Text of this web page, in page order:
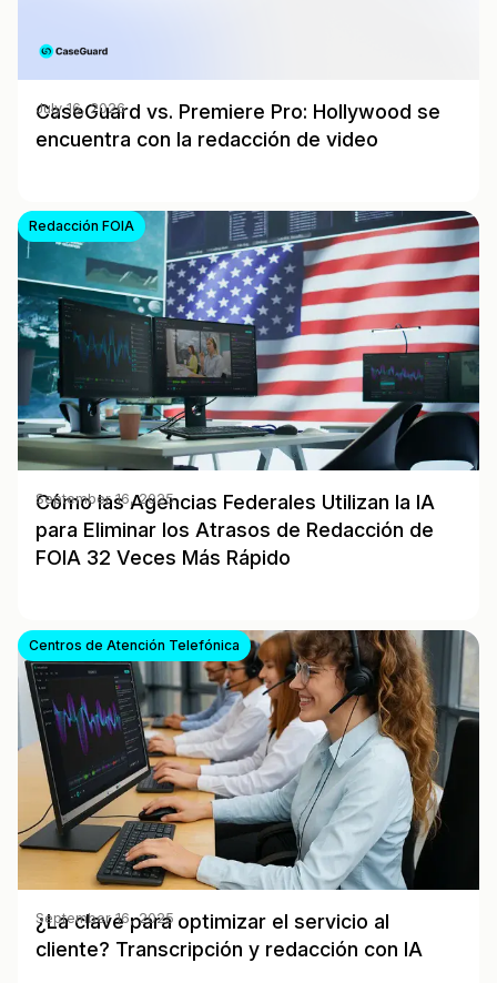
CaseGuard vs. Premiere Pro: Hollywood se
encuentra con la redacción de video
July 16, 2026
Redacción FOIA
Cómo las Agencias Federales Utilizan la IA
para Eliminar los Atrasos de Redacción de
FOIA 32 Veces Más Rápido
September 16, 2025
Centros de Atención Telefónica
¿La clave para optimizar el servicio al
cliente? Transcripción y redacción con IA
September 16, 2025